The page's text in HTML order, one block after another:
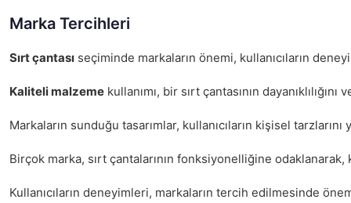
Marka Tercihleri
Sırt çantası seçiminde markaların önemi, kullanıcıların
Kaliteli malzeme kullanımı, bir sırt çantasının
Markaların sunduğu tasarımlar, kullanıcıların kişisel
Birçok marka, sırt çantalarının fonksiyonelliğine
Kullanıcıların deneyimleri, markaların tercih edilmesinde